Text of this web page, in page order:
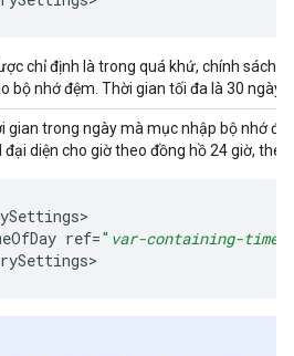
chỉ định là trong quá khứ, chính sách
bộ nhớ đệm. Thời gian tối đa là 30 ngày.
gian trong ngày mà mục nhập bộ nhớ
đại diện cho giờ theo đồng hồ 24 giờ,
ref=" var-containing-time
>